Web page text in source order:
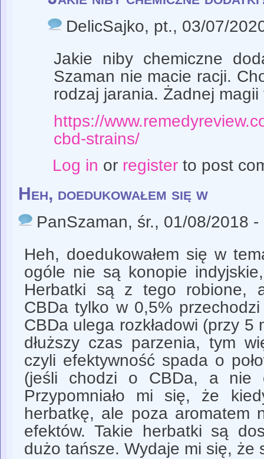
DelicSajko, pt., 03/07/
Jakie niby chemiczne
Szaman nie macie racji.
rodzaj jarania. Żadnej
https://
cbd-strains/
Log in or registerto post
Heh, doedukowałem się w
PanSzaman, śr., 01/08/2018 -
Heh, doedukowałem się w
ogóle nie są konopie
Herbatki są z tego robione,
CBDa tylko w 0,5%
CBDa ulega rozkładowi (przy 5
dłuższy czas parzenia, tym
czyli efektywność spada o
(jeśli chodzi o CBDa, a nie
Przypomniało mi się, że
herbatkę, ale poza aromatem
efektów. Takie herbatki są
dużo tańsze. Wydaje mi się, że